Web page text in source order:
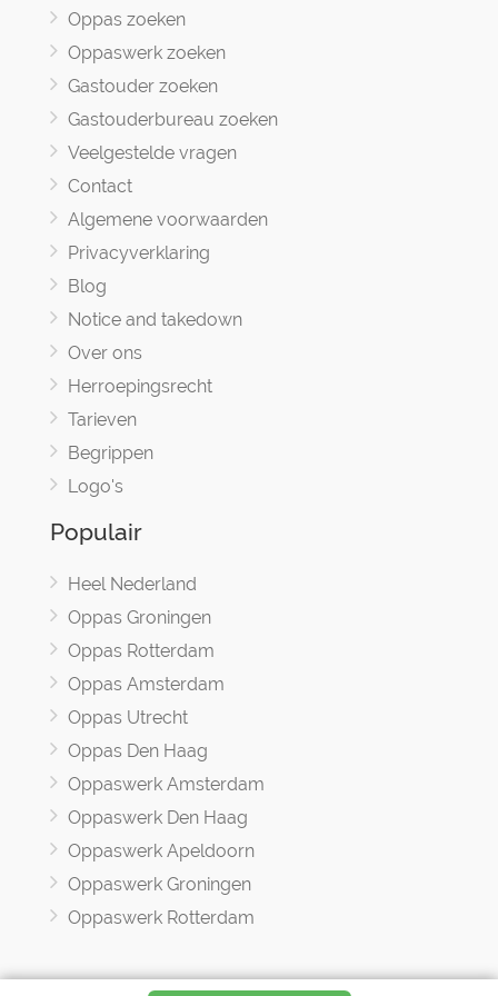
Oppas zoeken
Oppaswerk zoeken
Gastouder zoeken
Gastouderbureau zoeken
Veelgestelde vragen
Contact
Algemene voorwaarden
Privacyverklaring
Blog
Notice and takedown
Over ons
Herroepingsrecht
Tarieven
Begrippen
Logo's
Populair
Heel Nederland
Oppas Groningen
Oppas Rotterdam
Oppas Amsterdam
Oppas Utrecht
Oppas Den Haag
Oppaswerk Amsterdam
Oppaswerk Den Haag
Oppaswerk Apeldoorn
Oppaswerk Groningen
Oppaswerk Rotterdam